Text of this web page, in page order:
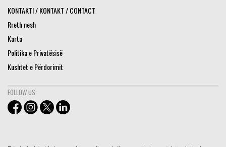
KONTAKTI / KONTAKT / CONTACT
Rreth nesh
Karta
Politika e Privatësisë
Kushtet e Përdorimit
FOLLOW US: